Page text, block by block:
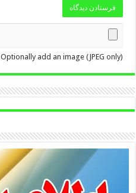
Optionally add an image (JPEG only)